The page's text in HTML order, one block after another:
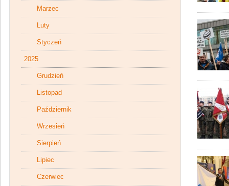
Marzec
Luty
Styczeń
2025
Grudzień
Listopad
Październik
Wrzesień
Sierpień
Lipiec
Czerwiec